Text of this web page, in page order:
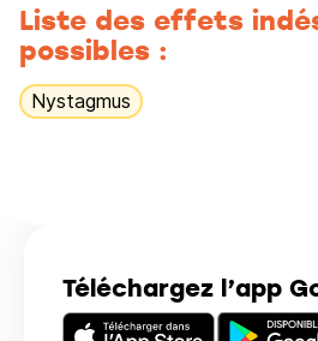
Téléchargez l’app
Liste des effets
possibles :
Nystagmus